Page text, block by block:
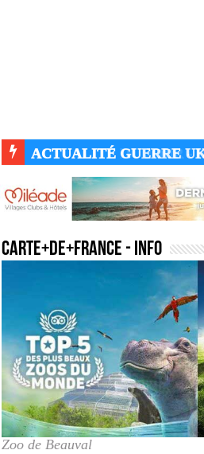
ACTUALITÉ GUERRE
carte+de+france - Info
Zoo de Beauval